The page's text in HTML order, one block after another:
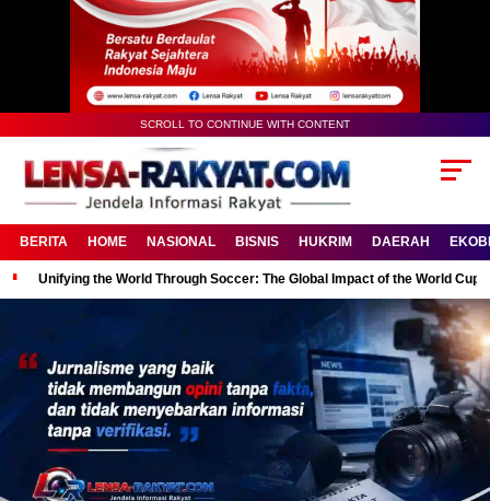
SCROLL TO CONTINUE WITH CONTENT
BERITA HOME NASIONAL BISNIS HUKRIM DAERAH
Unifying the World Through Soccer: The Global Impact of the World Cup